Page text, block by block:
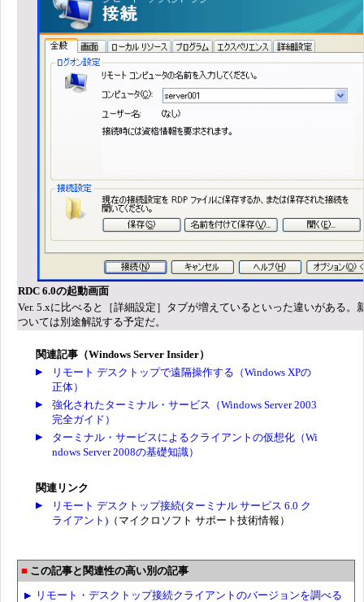
RDC 6.0の起動画面
Ver. 5.xに比べると［詳細設定］タブが増えているといった違いがある。
ついては別途解説する予定だ。
関連記事（Windows Server Insider）
リモート デスクトップで遠隔操作する（Windows XPの
正体）
強化されたターミナル・サービス（Windows Server 2003
完全ガイド）
ターミナル・サービスによるクライアントの仮想化（Wi
ndows Server 2008の基礎知識）
関連リンク
リモート デスクトップ接続(ターミナル サービス 6.0 ク
ライアント) （マイクロソフト サポート技術情報）
この記事と関連性の高い別の記事
リモート・デスクトップ接続クライアントのバージョンを調べる